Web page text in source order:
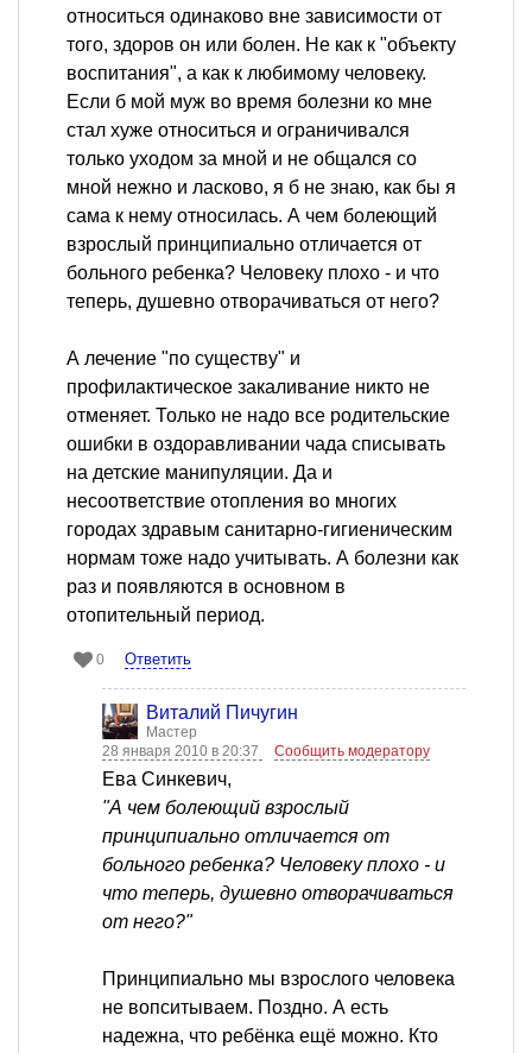
относиться одинаково вне зависимости от
того, здоров он или болен. Не как к "объекту
воспитания", а как к любимому человеку.
Если б мой муж во время болезни ко мне
стал хуже относиться и ограничивался
только уходом за мной и не общался со
мной нежно и ласково, я б не знаю, как бы я
сама к нему относилась. А чем болеющий
взрослый принципиально отличается от
больного ребенка? Человеку плохо - и что
теперь, душевно отворачиваться от него?
А лечение "по существу" и
профилактическое закаливание никто не
отменяет. Только не надо все родительские
ошибки в оздоравливании чада списывать
на детские манипуляции. Да и
несоответствие отопления во многих
городах здравым санитарно-гигиеническим
нормам тоже надо учитывать. А болезни как
раз и появляются в основном в
отопительный период.
0 Ответить
Виталий Пичугин
Мастер
28 января 2010 в 20:37
Сообщить модератору
Ева Синкевич,
"А чем болеющий взрослый
принципиально отличается от
больного ребенка? Человеку плохо - и
что теперь, душевно отворачиваться
от него?"
Принципиально мы взрослого человека
не вопситываем. Поздно. А есть
надежна, что ребёнка ещё можно. Кто